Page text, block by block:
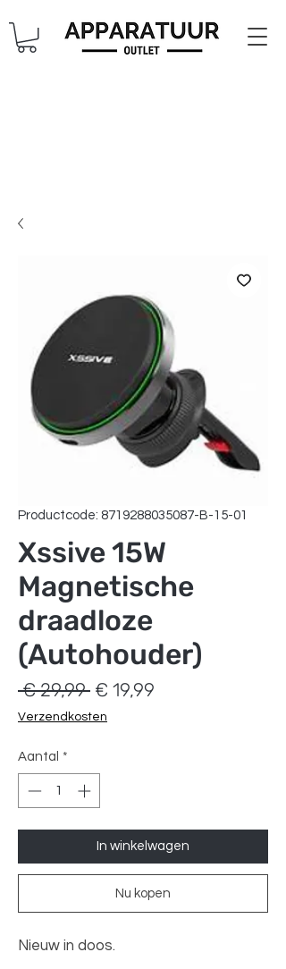
Productcode: 8719288035087-B-15-01
Xssive 15W
Magnetische
draadloze
(Autohouder)
€ 29,99 Normale
prijs
€ 19,99
Verzendkosten
Aantal *
In winkelwagen
Nu kopen
Nieuw in doos.